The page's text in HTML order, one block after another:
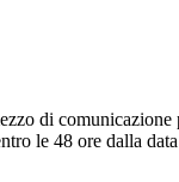
di
le 48 ore dalla